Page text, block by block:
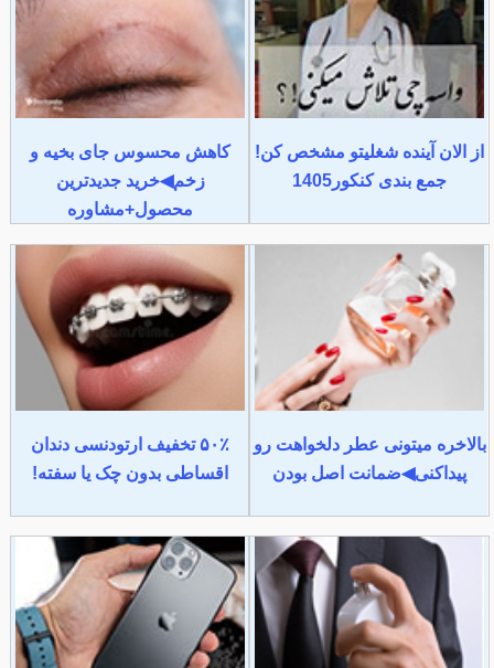
از الان آینده شغلیتو مشخص کن!
جمع بندی کنکور1405
کاهش محسوس جای بخیه و
زخم◀خرید جدیدترین
محصول+مشاوره
بالاخره میتونی عطر دلخواهت رو
پیداکنی◀ضمانت اصل بودن
۵۰٪ تخفیف ارتودنسی دندان
اقساطی بدون چک یا سفته!